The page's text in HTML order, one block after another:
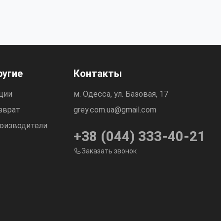
Контакты
м. Одесса, ул. Базовая, 17
grey.com.ua@gmail.com
+38 (044) 333-40-21
Заказать звонок